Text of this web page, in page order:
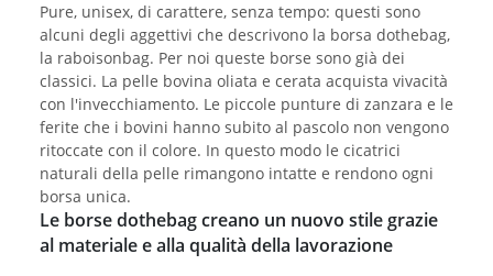
Pure, unisex, di carattere, senza tempo: questi sono
alcuni degli aggettivi che descrivono la borsa dothebag,
la raboisonbag. Per noi queste borse sono già dei
classici. La pelle bovina oliata e cerata acquista vivacità
con l'invecchiamento. Le piccole punture di zanzara e le
ferite che i bovini hanno subito al pascolo non vengono
ritoccate con il colore. In questo modo le cicatrici
naturali della pelle rimangono intatte e rendono ogni
borsa unica.
Le borse dothebag creano un nuovo stile grazie
al materiale e alla qualità della lavorazione